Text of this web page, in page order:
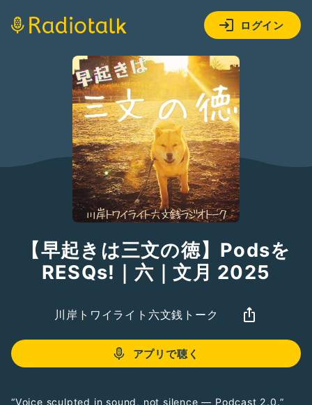
ログイン
【早起きは三文の徳】Podsを
RESQs!｜六｜文月 2025
川岸トワイライト六文銭トーク
アプリで聴く
“Voice sculpted in sound, not silence — Podcast 2.0.”